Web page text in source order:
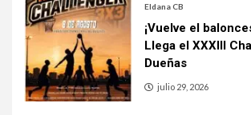
Eldana CB
¡Vuelve el
Llega el XXXIII
Dueñas
julio 29, 2026